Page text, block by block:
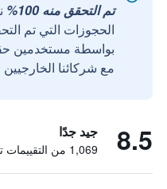
تم التحقق منه 100%
الحجوزات التي تم
مع شركائنا الخارجيين
8.5 جيد جدًا
1,069 من التقييمات تم التحقق منها